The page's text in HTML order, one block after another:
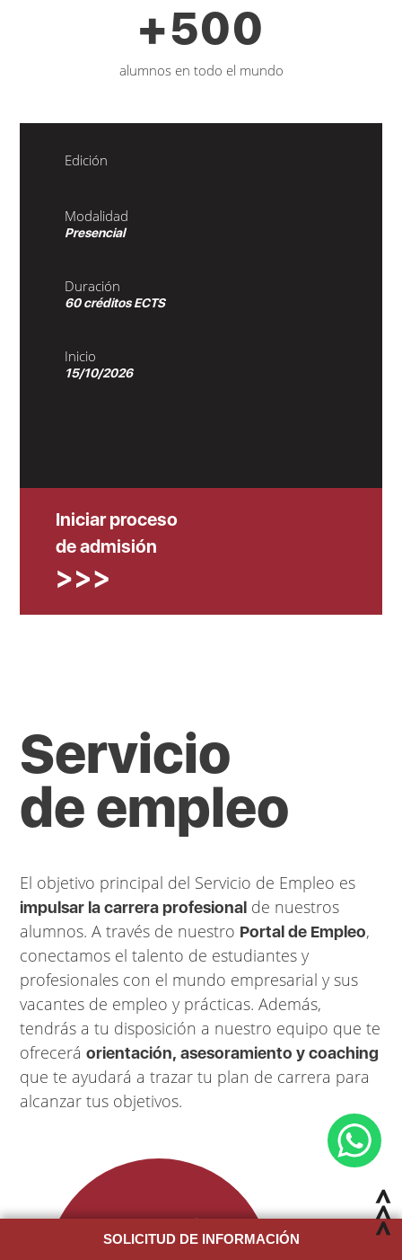
+500
alumnos en todo el mundo
Edición
Modalidad
Presencial
Duración
60 créditos ECTS
Inicio
15/10/2026
Iniciar proceso
de admisión
Servicio
de empleo
El objetivo principal del Servicio de Empleo es
impulsar la carrera profesional de nuestros
alumnos. A través de nuestro Portal de Empleo,
conectamos el talento de estudiantes y
profesionales con el mundo empresarial y sus
vacantes de empleo y prácticas. Además,
tendrás a tu disposición a nuestro equipo que te
ofreceráorientación, asesoramiento y coaching
que te ayudará a trazar tu plan de carrera para
alcanzar tus objetivos.
Conoce nuestro
portal de empleo
SOLICITUD DE INFORMACIÓN